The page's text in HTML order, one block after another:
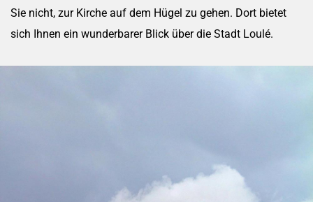
Sie nicht, zur Kirche auf dem Hügel zu gehen. Dort bietet
sich Ihnen ein wunderbarer Blick über die Stadt Loulé.